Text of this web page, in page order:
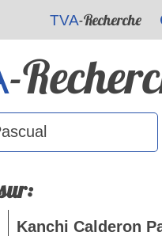
TVA-Recherche
-
Kanchi Calderon